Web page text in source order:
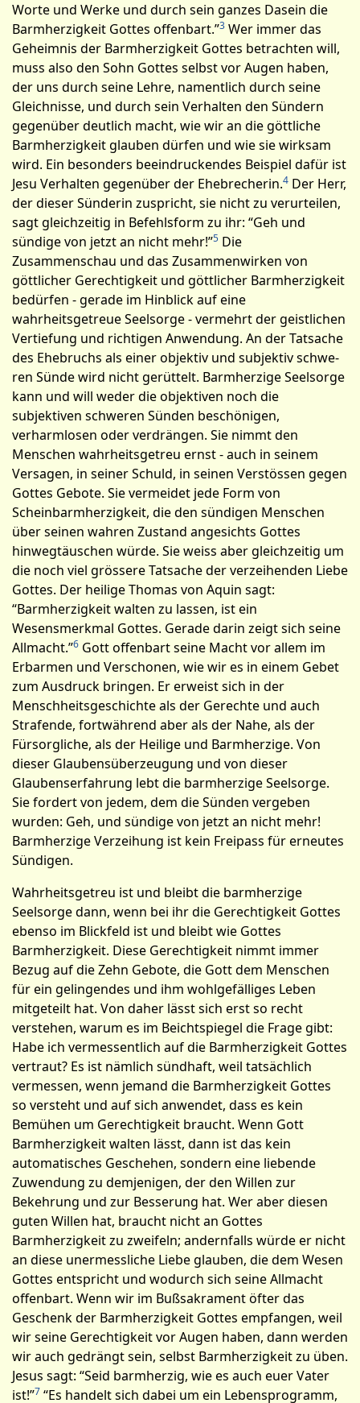
Worte und Werke und durch sein ganzes Dasein die
Barmherzigkeit Gottes offenbart.”3 Wer immer das
Geheimnis der Barmherzigkeit Gottes betrachten will,
muss also den Sohn Gottes selbst vor Augen haben,
der uns durch seine Lehre, namentlich durch seine
Gleichnisse, und durch sein Verhalten den Sündern
gegenüber deutlich macht, wie wir an die göttliche
Barmherzigkeit glauben dürfen und wie sie wirksam
wird. Ein besonders beeindruckendes Beispiel dafür ist
Jesu Verhalten gegenüber der Ehebrecherin.4 Der Herr,
der dieser Sünderin zuspricht, sie nicht zu verurteilen,
sagt gleich­zeitig in Befehlsform zu ihr: “Geh und
sündige von jetzt an nicht mehr!”5 Die
Zusammenschau und das Zusammenwirken von
göttlicher Gerechtigkeit und göttlicher Barmherzigkeit
bedürfen - gerade im Hinblick auf eine
wahrheitsgetreue Seelsorge - vermehrt der geistlichen
Vertiefung und richtigen Anwendung. An der Tatsache
des Ehebruchs als einer objektiv und subjektiv schwe­
ren Sünde wird nicht gerüttelt. Barmherzige Seelsorge
kann und will weder die objektiven noch die
subjektiven schweren Sünden beschönigen,
verharmlosen oder verdrängen. Sie nimmt den
Menschen wahrheitsgetreu ernst - auch in seinem
Versagen, in seiner Schuld, in seinen Verstössen gegen
Gottes Gebote. Sie vermeidet jede Form von
Scheinbarmherzigkeit, die den sündigen Menschen
über seinen wahren Zustand angesichts Gottes
hinwegtäuschen würde. Sie weiss aber gleichzeitig um
die noch viel grössere Tatsache der verzeihenden Liebe
Gottes. Der heilige Thomas von Aquin sagt:
“Barmherzigkeit walten zu lassen, ist ein
Wesensmerkmal Gottes. Gerade darin zeigt sich seine
All­macht.”6 Gott offenbart seine Macht vor allem im
Erbarmen und Verschonen, wie wir es in einem Gebet
zum Ausdruck bringen. Er erweist sich in der
Menschheitsgeschichte als der Gerechte und auch
Strafende, fortwährend aber als der Nahe, als der
Fürsorgliche, als der Heilige und Barmherzige. Von
dieser Glaubensüberzeugung und von dieser
Glaubenserfahrung lebt die barmherzige Seelsorge.
Sie fordert von jedem, dem die Sünden vergeben
wurden: Geh, und sündige von jetzt an nicht mehr!
Barmherzige Verzeihung ist kein Freipass für erneutes
Sündigen.
Wahrheitsgetreu ist und bleibt die barmherzige
Seelsorge dann, wenn bei ihr die Gerechtigkeit Gottes
ebenso im Blickfeld ist und bleibt wie Gottes
Barmherzigkeit. Diese Gerechtigkeit nimmt immer
Bezug auf die Zehn Gebote, die Gott dem Menschen
für ein gelingendes und ihm wohlgefälliges Leben
mitgeteilt hat. Von daher lässt sich erst so recht
verstehen, warum es im Beichtspiegel die Frage gibt:
Habe ich vermessentlich auf die Barmherzigkeit Gottes
vertraut? Es ist nämlich sündhaft, weil tatsächlich
vermessen, wenn jemand die Barmherzigkeit Gottes
so versteht und auf sich anwendet, dass es kein
Bemühen um Gerechtigkeit braucht. Wenn Gott
Barmherzigkeit walten lässt, dann ist das kein
automatisches Geschehen, sondern eine liebende
Zuwendung zu demjenigen, der den Willen zur
Bekehrung und zur Besserung hat. Wer aber diesen
guten Willen hat, brauc­ht nicht an Gottes
Barmherzigkeit zu zweifeln; andernfalls würde er nicht
an diese unermessliche Liebe glauben, die dem Wesen
Gottes ent­spricht und wodurch sich seine Allmacht
offenbart. Wenn wir im Bußsakrament öfter das
Geschenk der Barmherzigkeit Gottes empfangen, weil
wir seine Gerechtigkeit vor Augen haben, dann werden
wir auch gedrängt sein, selbst Barmherzigkeit zu üben.
Jesus sagt: “Seid barmherzig, wie es auch euer Vater
ist!”7 “Es handelt sich dabei um ein Lebensprogramm,